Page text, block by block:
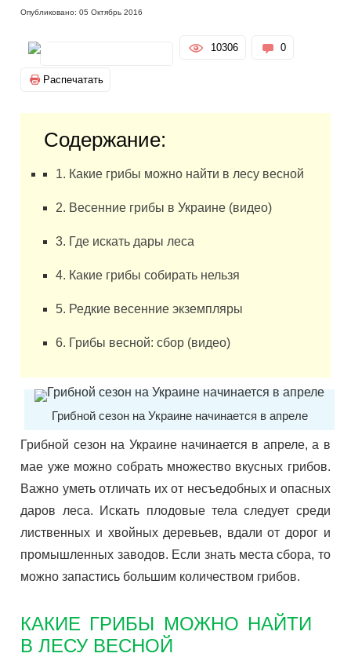
Опубликовано: 05 Октябрь 2016
10306 0
Распечатать
Содержание:
1. Какие грибы можно найти в лесу весной
2. Весенние грибы в Украине (видео)
3. Где искать дары леса
4. Какие грибы собирать нельзя
5. Редкие весенние экземпляры
6. Грибы весной: сбор (видео)
Грибной сезон на Украине начинается в апреле
Грибной сезон на Украине начинается в апреле, а в
мае уже можно собрать множество вкусных грибов.
Важно уметь отличать их от несъедобных и опасных
даров леса. Искать плодовые тела следует среди
лиственных и хвойных деревьев, вдали от дорог и
промышленных заводов. Если знать места сбора, то
можно запастись большим количеством грибов.
КАКИЕ ГРИБЫ МОЖНО НАЙТИ
В ЛЕСУ ВЕСНОЙ